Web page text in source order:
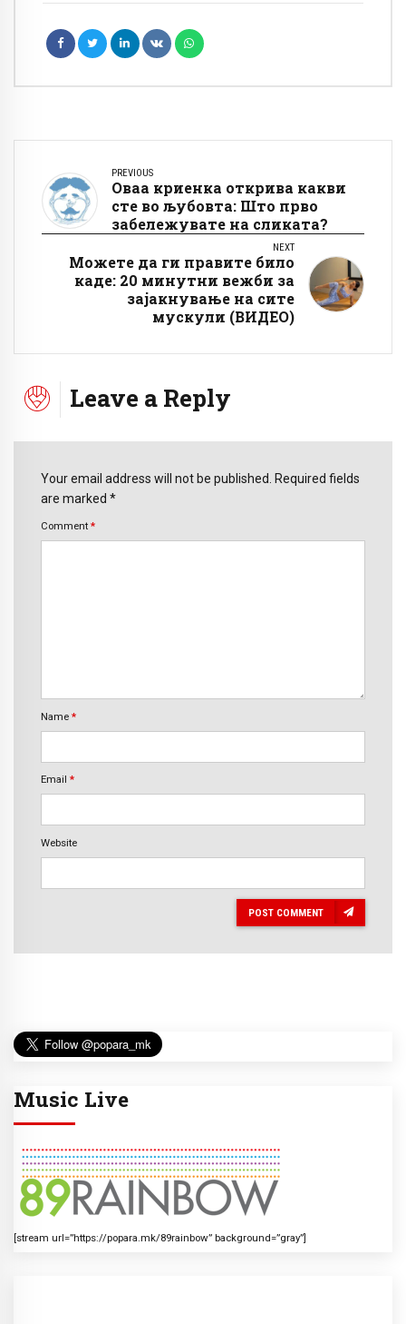
PREVIOUS
Оваа криенка открива какви
сте во љубовта: Што прво
забележувате на сликата?
NEXT
Можете да ги правите било
каде: 20 минутни вежби за
зајакнување на сите
мускули (ВИДЕО)
Leave a Reply
Your email address will not be published. Required fields
are marked *
Comment *
Name *
Email *
Website
POST COMMENT
Music Live
[stream url=”https://popara.mk/89rainbow” background=”gray”]